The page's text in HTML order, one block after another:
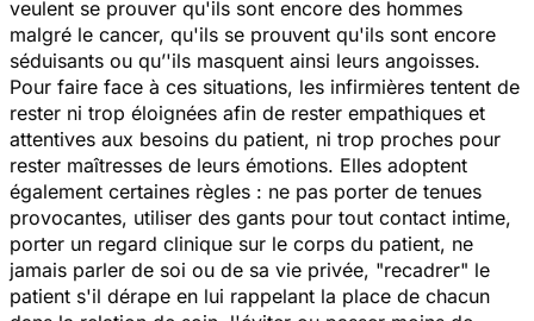
veulent se prouver qu'ils sont encore des hommes
malgré le cancer, qu'ils se prouvent qu'ils sont encore
séduisants ou qu’'ils masquent ainsi leurs angoisses.
Pour faire face à ces situations, les infirmières tentent de
rester ni trop éloignées afin de rester empathiques et
attentives aux besoins du patient, ni trop proches pour
rester maîtresses de leurs émotions. Elles adoptent
également certaines règles : ne pas porter de tenues
provocantes, utiliser des gants pour tout contact intime,
porter un regard clinique sur le corps du patient, ne
jamais parler de soi ou de sa vie privée, "recadrer" le
patient s'il dérape en lui rappelant la place de chacun